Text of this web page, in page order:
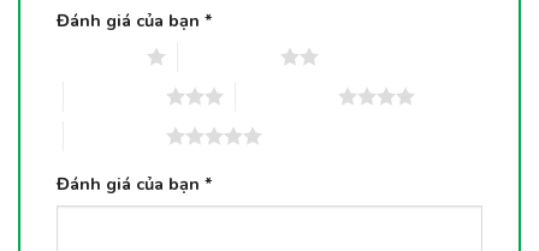
Đánh giá của bạn *
Đánh giá của bạn *